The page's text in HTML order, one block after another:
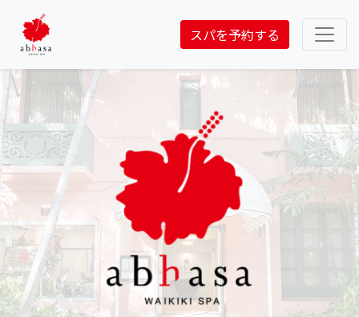
スパを予約する